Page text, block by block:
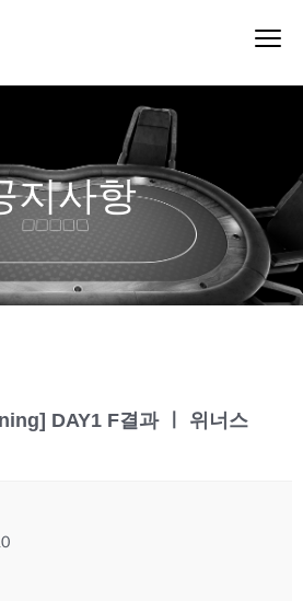
지사항
DAY1 F결과 ㅣ 위너스